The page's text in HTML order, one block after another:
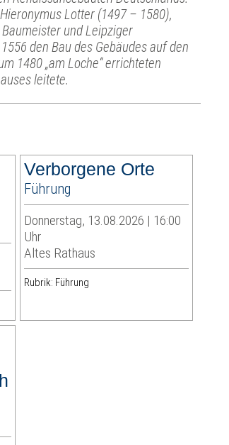
Lotter (1497 – 1580),
und Leipziger
den Bau des Gebäudes auf den
1480 „am Loche“ errichteten
leitete.
Verborgene Orte
Führung
Donnerstag, 13.08.2026 | 16:00
Uhr
Altes Rathaus
Rubrik: Führung